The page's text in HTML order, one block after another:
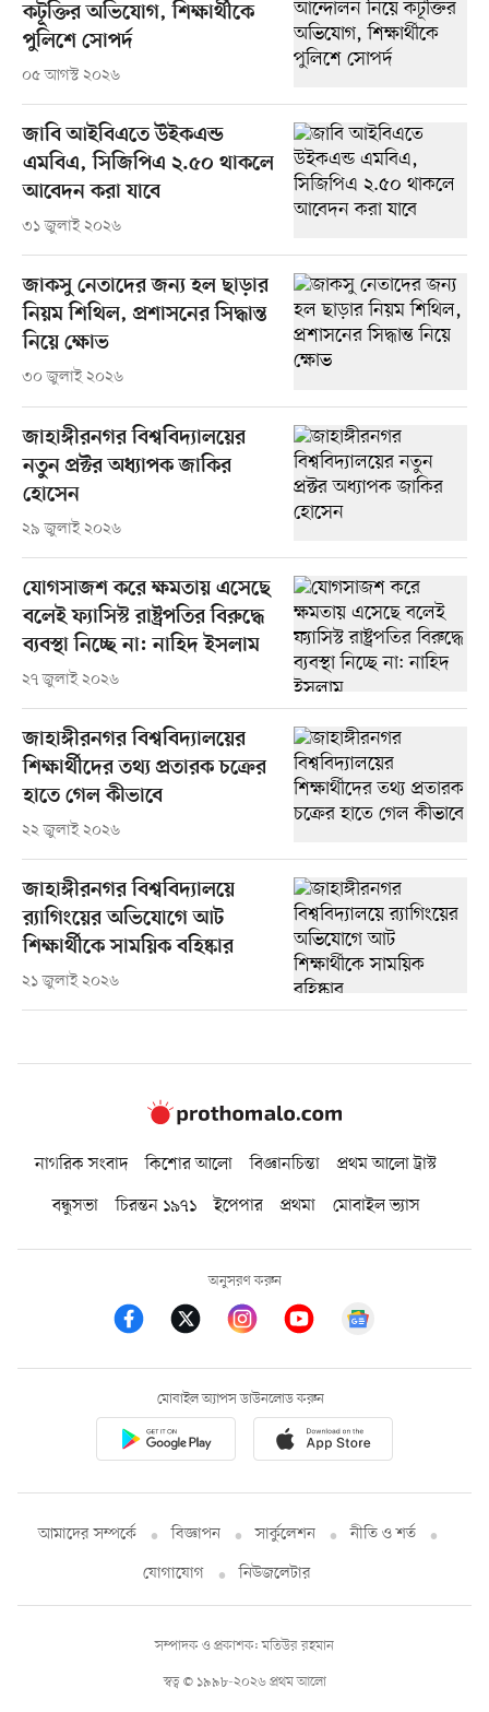
কটূক্তির অভিযোগ, শিক্ষার্থীকে
পুলিশে সোপর্দ
০৫ আগস্ট ২০২৬
জাবি আইবিএতে উইকএন্ড
এমবিএ, সিজিপিএ ২.৫০ থাকলে
আবেদন করা যাবে
৩১ জুলাই ২০২৬
জাকসু নেতাদের জন্য হল ছাড়ার
নিয়ম শিথিল, প্রশাসনের সিদ্ধান্ত
নিয়ে ক্ষোভ
৩০ জুলাই ২০২৬
জাহাঙ্গীরনগর বিশ্ববিদ্যালয়ের
নতুন প্রক্টর অধ্যাপক জাকির
হোসেন
২৯ জুলাই ২০২৬
যোগসাজশ করে ক্ষমতায় এসেছে
বলেই ফ্যাসিস্ট রাষ্ট্রপতির বিরুদ্ধে
ব্যবস্থা নিচ্ছে না: নাহিদ ইসলাম
২৭ জুলাই ২০২৬
জাহাঙ্গীরনগর বিশ্ববিদ্যালয়ের
শিক্ষার্থীদের তথ্য প্রতারক চক্রের
হাতে গেল কীভাবে
২২ জুলাই ২০২৬
জাহাঙ্গীরনগর বিশ্ববিদ্যালয়ে
র‍্যাগিংয়ের অভিযোগে আট
শিক্ষার্থীকে সাময়িক বহিষ্কার
২১ জুলাই ২০২৬
নাগরিক সংবাদ কিশোর আলো বিজ্ঞানচিন্তা
প্রথম আলো ট্রাস্ট
বন্ধুসভা
চিরন্তন ১৯৭১ ইপেপার প্রথমা মোবাইল ভ্যাস
অনুসরণ করুন
মোবাইল অ্যাপস ডাউনলোড করুন
আমাদের সম্পর্কে বিজ্ঞাপন সার্কুলেশন
নীতি ও শর্ত
যোগাযোগ
নিউজলেটার
স্বত্ব © ১৯৯৮-২০২৬ প্রথম আলো
সম্পাদক ও প্রকাশক: মতিউর রহমান